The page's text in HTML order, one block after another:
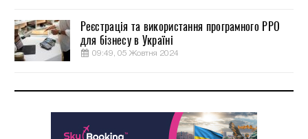
Реєстрація та використання програмного РРО
для бізнесу в Україні
09:49, 05 Жовтня 2024